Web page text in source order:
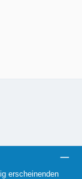
erscheinenden